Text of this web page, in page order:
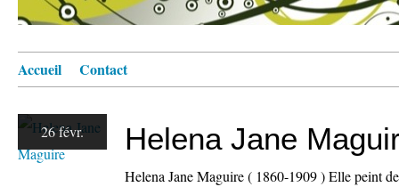
Accueil Contact
26 févr. Helena Jane
Helena Jane Maguire ( 1860-1909 ) Elle peint